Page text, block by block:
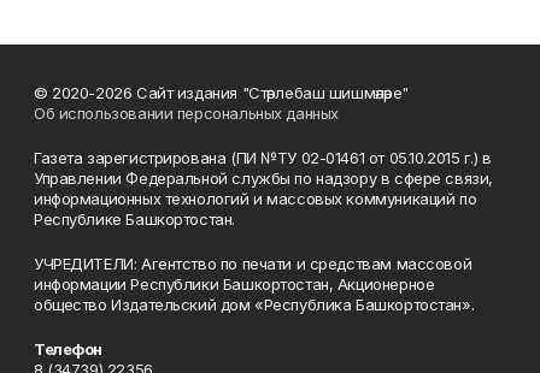
© 2020-2026 Сайт издания "Стәрлебаш шишмәләре"
Об использовании персональных данных
Газета зарегистрирована (ПИ №ТУ 02-01461 от 05.10.2015 г.) в
Управлении Федеральной службы по надзору в сфере связи,
информационных технологий и массовых коммуникаций по
Республике Башкортостан.
УЧРЕДИТЕЛИ: Агентство по печати и средствам массовой
информации Республики Башкортостан, Акционерное
общество Издательский дом «Республика Башкортостан».
Телефон